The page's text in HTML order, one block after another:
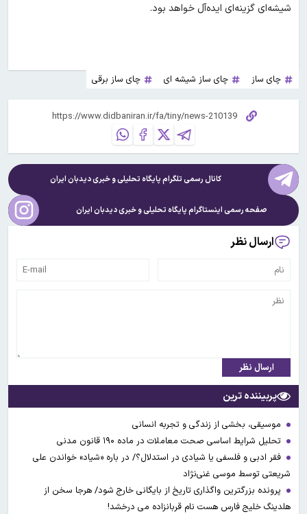
شیشه‌ای گزینه‌ای ایده‌آل خواهد بود.
چای ساز چای ساز شیشه ای چای ساز برقی
کانال رسمی تلگرام پایگاه تحلیلی و خبریدیدبان ایران
صفحه رسمی اینستاگرام پایگاه تحلیلی و خبریدیدبان ایران
ارسال نظر
ارسال نظر
پربیننده ترین
موسیقی، بخشی از زندگی و تجربه انسانی
تحلیل شرایط اساسی صحت معاملات در ماده ۱۹۰ قانون مدنی
فقر ادبی و فلسفی یا شیادی در استدلال؟/ در باره «شیاد» خواندن علی
شریعتی توسط موسی غنی‌نژاد
پرونده بزرگترین واگذاری تاریخ از بایگانی خارج شود/ هرجا سخن از
هلدینگ خلیج فارس هست نام قربانزاده می درخشد!